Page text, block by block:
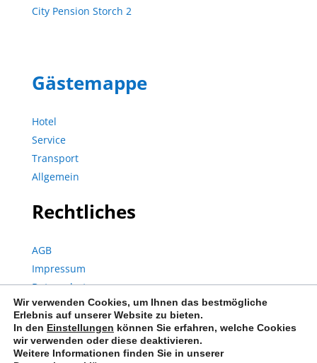
City Pension Storch 2
Gästemappe
Hotel
Service
Transport
Allgemein
Rechtliches
AGB
Impressum
Datenschutz
© Copyright 2023 | City Hotel Storch | Alle Rechte vorbehalten.
Wir verwenden Cookies, um Ihnen das bestmögliche
Erlebnis auf unserer Website zu bieten.
In den Einstellungen können Sie erfahren, welche Cookies
wir verwenden oder diese deaktivieren.
Weitere Informationen finden Sie in unserer